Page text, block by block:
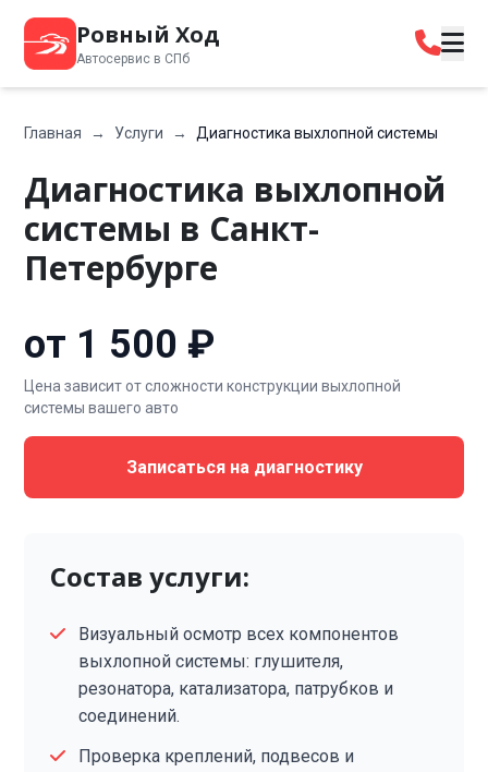
Ровный Ход
Автосервис в СПб
Главная → Услуги → Диагностика выхлопной системы
Диагностика выхлопной
системы в Санкт-
Петербурге
от 1 500 ₽
Цена зависит от сложности конструкции выхлопной
системы вашего авто
Записаться на диагностику
Состав услуги:
Визуальный осмотр всех компонентов
выхлопной системы: глушителя,
резонатора, катализатора, патрубков и
соединений.
Проверка креплений, подвесов и